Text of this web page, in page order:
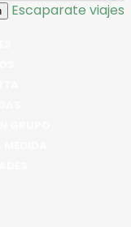
Escaparate viajes